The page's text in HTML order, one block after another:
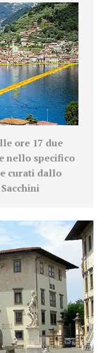
ore 17 due
nello specifico
curati dallo